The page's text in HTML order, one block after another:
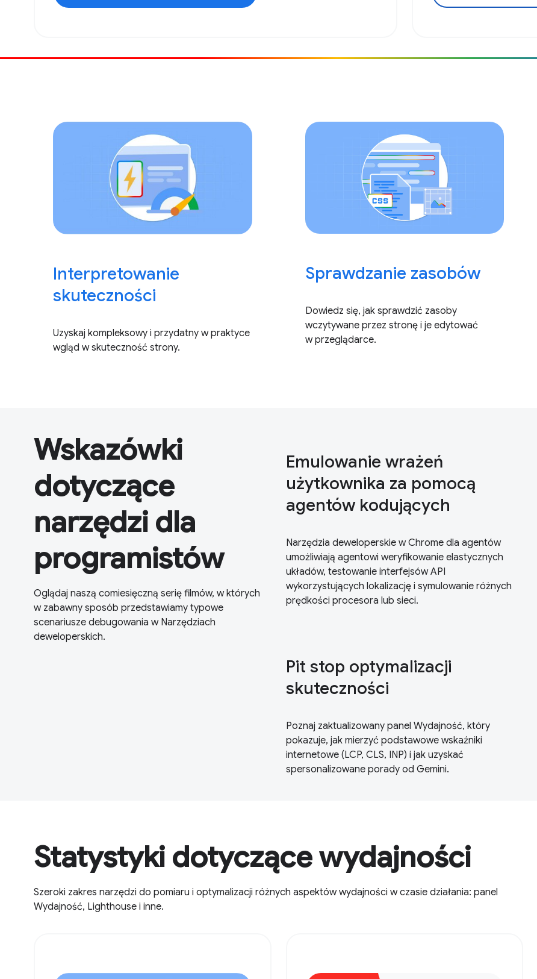
Interpretowanie
skuteczności
Uzyskaj kompleksowy i przydatny w praktyce
wgląd w skuteczność strony.
Sprawdzanie zasobów
Dowiedz się, jak sprawdzić zasoby
wczytywane przez stronę i je edytować
w przeglądarce.
Wskazówki
dotyczące
narzędzi dla
programistów
Oglądaj naszą comiesięczną serię filmów, w których
w zabawny sposób przedstawiamy typowe
scenariusze debugowania w Narzędziach
deweloperskich.
Emulowanie wrażeń
użytkownika za pomocą
agentów kodujących
Narzędzia deweloperskie w Chrome dla agentów
umożliwiają agentowi weryfikowanie elastycznych
układów, testowanie interfejsów API
wykorzystujących lokalizację i symulowanie różnych
prędkości procesora lub sieci.
Pit stop optymalizacji
skuteczności
Poznaj zaktualizowany panel Wydajność, który
pokazuje, jak mierzyć podstawowe wskaźniki
internetowe (LCP, CLS, INP) i jak uzyskać
spersonalizowane porady od Gemini.
Statystyki dotyczące wydajności
Szeroki zakres narzędzi do pomiaru i optymalizacji różnych aspektów wydajności w czasie działania: panel
Wydajność, Lighthouse i inne.